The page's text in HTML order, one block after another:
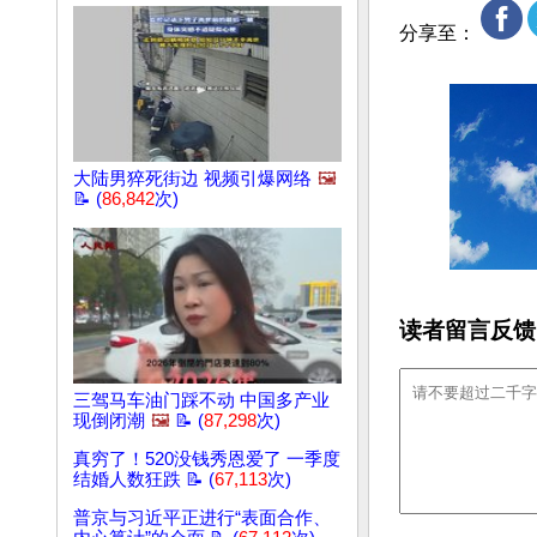
大陆男猝死街边 视频引爆网络 🖼️
📝 (86,842次)
三驾马车油门踩不动 中国多产业
现倒闭潮 🖼️ 📝 (87,298次)
真穷了！520没钱秀恩爱了 一季度
结婚人数狂跌 📝 (67,113次)
普京与习近平正进行“表面合作、
分享至：
读者留言反